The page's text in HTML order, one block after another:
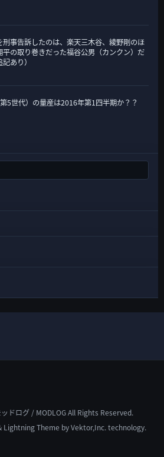
刑事告訴したのは、楽天三木谷、綾野剛のほ
平の取り巻きだった福谷公男（カンクン）だ
あり）
5世代）の量産は2016年第1四半期か？？
ドログ / MODLOG All Rights Reserved.
Lightning Theme by Vektor,Inc. technology.